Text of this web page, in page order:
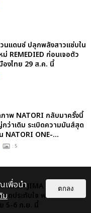
นแดนซ์ ปลุกพลังสาวแซ่บใน
ม่ REMEDIED ก่อนเจอตัว
องไทย 29 ส.ค. นี้
าพ NATORI กลับมาครั้งนี้
ว่าเดิม ระเบิดความมันส์สุด
น NATORI ONE-...
: 5
NAKAJIMA ปิดทัวร์ญี่ปุ่น
สุดประทับใจ พร้อมเจอแฟน
5-6 ก.ย. นี้
เพื่อนำ
ม
ตกลง